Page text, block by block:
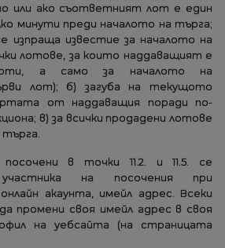
или ако съответният лот е един
минути преди началото на търга;
изпраща известие за началото на
лотове, за които наддаващият е
а само за началото на
лот); б) загуба на текущото
от наддаващия поради по-
в) за всички продадени лотове
търга.
посочени в точки 11.2. и 11.5. се
на посочения при
акаунта, имейл адрес. Всеки
промени своя имейл адрес в своя
на уебсайта (на страницата